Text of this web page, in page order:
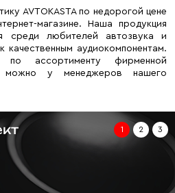
AVTOKASTA по недорогой цене
магазине. Наша продукция
среди любителей автозвука и
аудиокомпонентам.
по ассортименту фирменной
можно у менеджеров нашего
1 2 3